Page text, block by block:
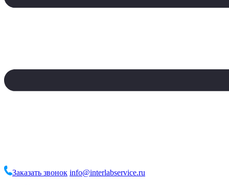
Заказать звонок info@interlabservice.ru